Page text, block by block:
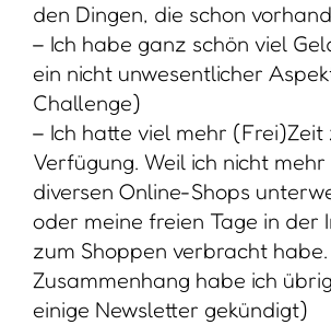
den Dingen, die schon
– Ich habe ganz schön viel
ein nicht unwesentlicher
Challenge)
– Ich hatte viel mehr (Frei)Zeit
Verfügung. Weil ich nicht
diversen Online-Shops
oder meine freien Tage in der
zum Shoppen verbracht
Zusammenhang habe ich
einige Newsletter gekündigt)